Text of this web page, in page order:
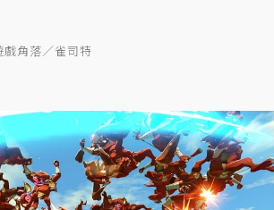
戲角落／雀司特